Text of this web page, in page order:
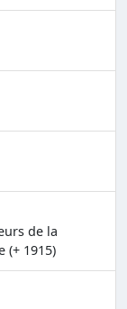
de la
(+ 1915)